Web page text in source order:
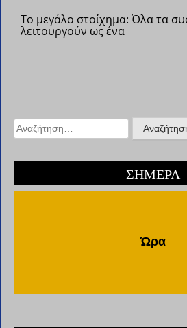
Το μεγάλο στοίχημα: Όλα τα
λειτουργούν ως ένα
Αναζήτηση
για:
ΣΗΜΕΡΑ
Ώρα